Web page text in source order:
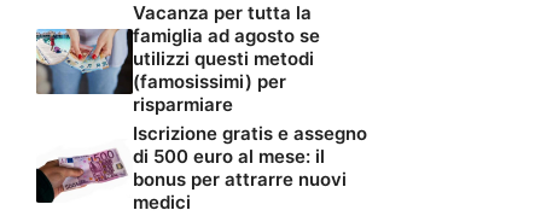
Vacanza per tutta la
famiglia ad agosto se
utilizzi questi metodi
(famosissimi) per
risparmiare
Iscrizione gratis e assegno
di 500 euro al mese: il
bonus per attrarre nuovi
medici